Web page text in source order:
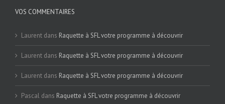
VOS COMMENTAIRES
Laurent dans Raquette à SFL votre programme à découvrir
Laurent dans Raquette à SFL votre programme à découvrir
Laurent dans Raquette à SFL votre programme à découvrir
Pascal dans Raquette à SFL votre programme à découvrir